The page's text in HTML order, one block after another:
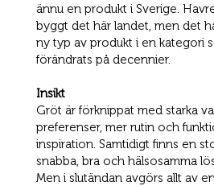
ännu en produkt i Sverige.
byggt det här landet, men det
ny typ av produkt i en kategori
förändrats på decennier.
Insikt
Gröt är förknippat med starka
preferenser, mer rutin och
inspiration. Samtidigt finns en
snabba, bra och hälsosamma
Men i slutändan avgörs allt av